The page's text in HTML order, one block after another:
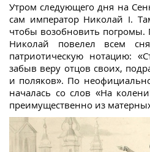
Утром следующего дня на
сам император Николай I.
чтобы возобновить
Николай повелел всем
патриотическую нотацию:
забыв веру отцов своих,
и поляков». По
началась со слов «На
преимущественно из